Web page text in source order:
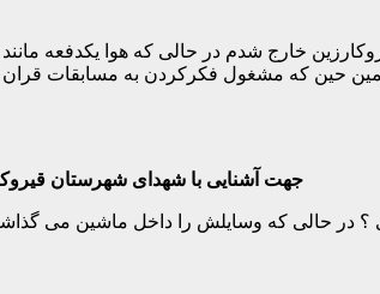
و پرورش قیروکارزین خارج شدم در حالی که هوا
جهت آشنایی با شهدای شهرستان
در حالی که وسایلش را داخل ماشین می